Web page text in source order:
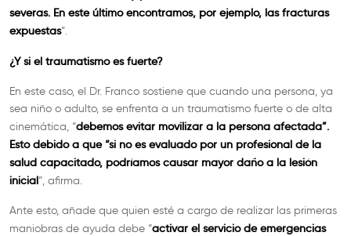
severas. En este último encontramos, por ejemplo, las fracturas
expuestas”.
¿Y si el traumatismo es fuerte?
En este caso, el Dr. Franco sostiene que cuando una persona, ya
sea niño o adulto, se enfrenta a un traumatismo fuerte o de alta
cinemática, “debemos evitar movilizar a la persona afectada”.
Esto debido a que “si no es evaluado por un profesional de la
salud capacitado, podríamos causar mayor daño a la lesión
inicial”, afirma.
Ante esto, añade que quien esté a cargo de realizar las primeras
maniobras de ayuda debe “activar el servicio de emergencias